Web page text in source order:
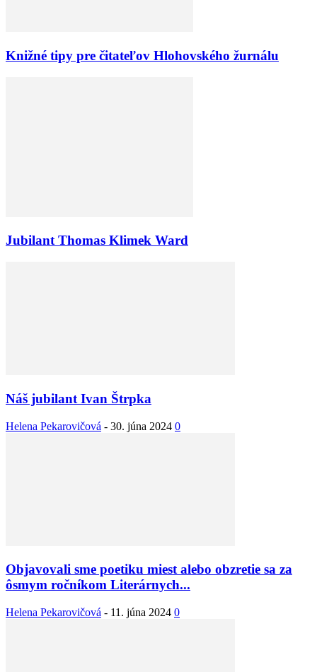
Knižné tipy pre čitateľov Hlohovského žurnálu
Jubilant Thomas Klimek Ward
Náš jubilant Ivan Štrpka
Helena Pekarovičová - 30. júna 2024 0
Objavovali sme poetiku miest alebo obzretie sa za
ôsmym ročníkom Literárnych...
Helena Pekarovičová - 11. júna 2024 0